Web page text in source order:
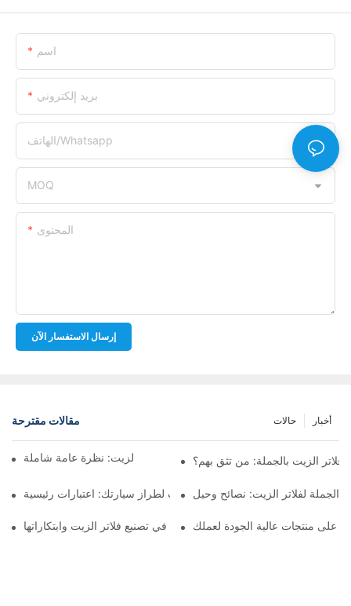
اسم
بريد إلكتروني
الهاتف/whatsapp
MOQ
المحتوى
إرسال الاستفسار الآن
مقالات مقترحة أخبار حالات
أفضل شركات تصنيع فلاتر الزيت: نظرة عامة شاملةالزيت بالجملة: من تثق بهم؟
اختيار فلتر الزيت المناسب لطراز سيارتك: اعتبارات رئيسية
الجملة لفلاتر الزيت: نصائح وحيل
تسليط الضوء على الشركات الرائدة في تصنيع فلاتر الزيت وابتكاراتها
على منتجات عالية الجودة لعملك